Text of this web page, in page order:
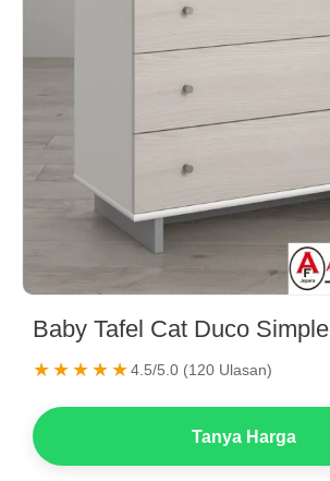
Baby Tafel Cat Duco Simple
★★★★★4.5/5.0 (120 Ulasan)
Tanya Harga